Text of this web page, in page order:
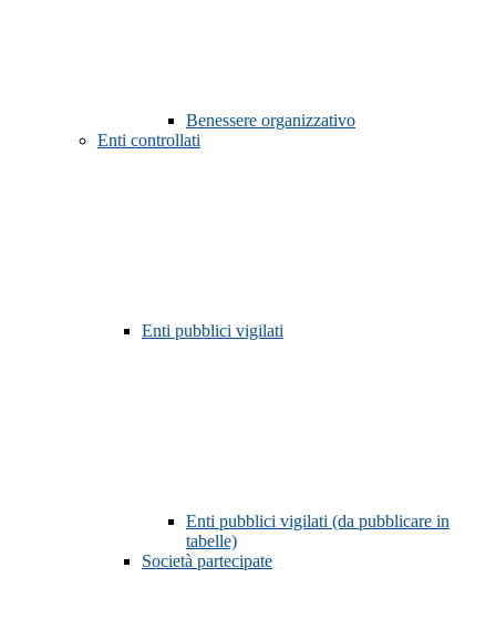
Benessere organizzativo
Enti controllati
Enti pubblici vigilati
Enti pubblici vigilati (da pubblicare in
tabelle)
Società partecipate